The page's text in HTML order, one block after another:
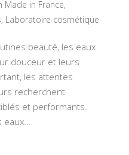
Made in France,
, Laboratoire cosmétique
beauté, les eaux
douceur et leurs
les attentes
recherchent
et performants.
eaux...